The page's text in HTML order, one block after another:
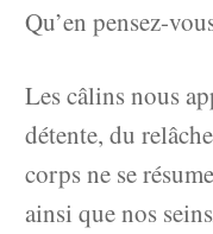
Qu’en pensez-
Les câlins nous
détente, du
corps ne se
ainsi que nos